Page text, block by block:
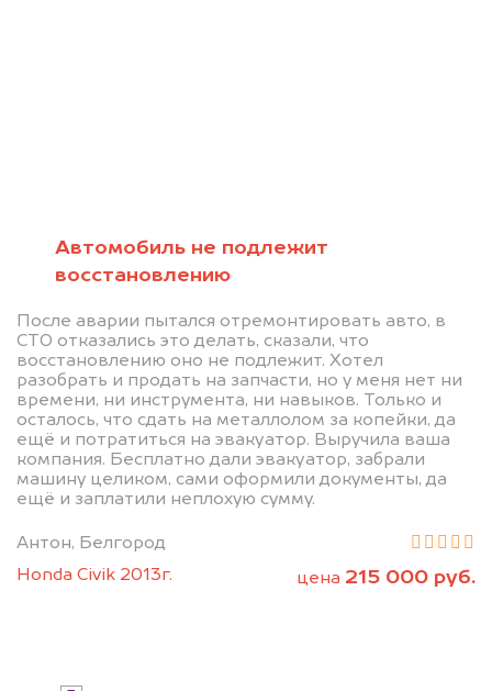
Автомобиль не подлежит
восстановлению
После аварии пытался отремонтировать авто, в
СТО отказались это делать, сказали, что
восстановлению оно не подлежит. Хотел
разобрать и продать на запчасти, но у меня нет ни
времени, ни инструмента, ни навыков. Только и
осталось, что сдать на металлолом за копейки, да
ещё и потратиться на эвакуатор. Выручила ваша
компания. Бесплатно дали эвакуатор, забрали
машину целиком, сами оформили документы, да
ещё и заплатили неплохую сумму.
Антон, Белгород
Honda Civik 2013г.
цена 215 000 руб.
БЕСПЛАТНО
разборку.
Мы купим ваше авто на 20.000 руб.
дороже, чем предлагают на
автоаукционах.